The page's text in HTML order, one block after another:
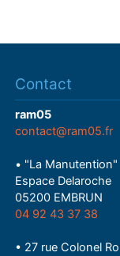
Contact
ram05
contact@ram05.fr
• "La Manutention"
Espace Delaroche
05200 EMBRUN
04 92 43 37 38
• 27 rue Colonel